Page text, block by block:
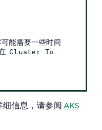
能需要一些时间
Cluster To
细信息，请参阅 AKS